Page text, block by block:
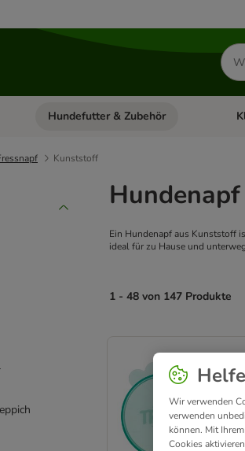
Kategorie-Menü öffnen: Katzenfutter &
Hundefutter & Zubehör
Kunststoff
Ein Hundenapf aus Kunststoff
ideal für zu Hause und
1 - 48 von 147 Produkte
Wir verwenden
verwenden
können. Mit
Cookies